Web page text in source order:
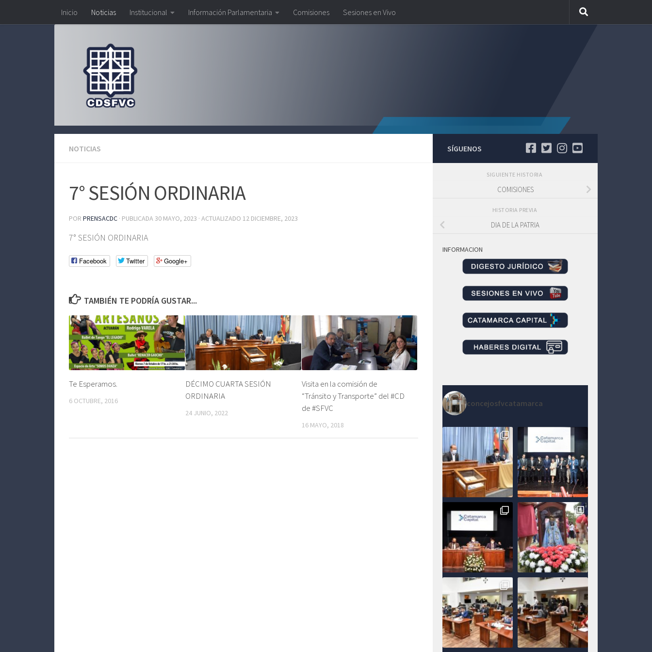
Saltar al contenido
Inicio Noticias Institucional Información Parlamentaria Comisiones Sesiones en Vivo
NOTICIAS
7° SESIÓN ORDINARIA
POR PRENSACDC · PUBLICADA30 MAYO, 2023 · ACTUALIZADO 12 DICIEMBRE, 2023
7° SESIÓN ORDINARIA
Facebook Twitter Google+
TAMBIÉN TE PODRÍA GUSTAR...
Te Esperamos.
6 OCTUBRE, 2016
DÉCIMO CUARTA SESIÓN
ORDINARIA
24 JUNIO, 2022
Visita en la comisión de
“Tránsito y Transporte” del #CD
de #SFVC
16 MAYO, 2018
SÍGUENOS
SIGUIENTE HISTORIA
COMISIONES
HISTORIA PREVIA
DIA DE LA PATRIA
INFORMACION
concejosfvcatamarca